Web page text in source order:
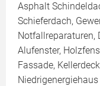
Asphalt
Schieferdach,
Notfallreparaturen,
Alufenster,
Fassade,